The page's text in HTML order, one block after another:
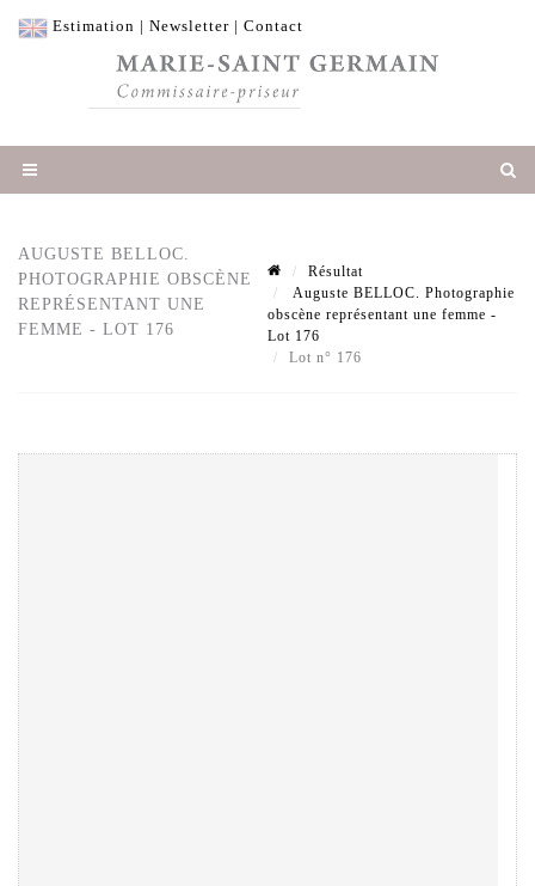
Estimation | Newsletter | Contact
AUGUSTE BELLOC.
PHOTOGRAPHIE OBSCÈNE
REPRÉSENTANT UNE
FEMME - LOT 176
Résultat
Auguste BELLOC. Photographie
obscène représentant une femme -
Lot 176
Lot n° 176